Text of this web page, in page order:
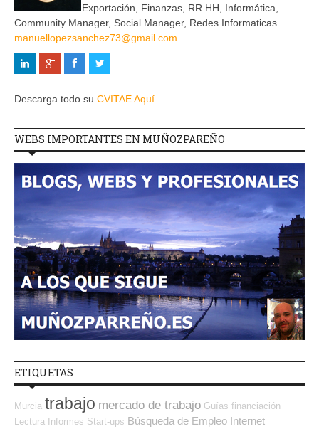
Exportación, Finanzas, RR.HH, Informática,
Community Manager, Social Manager, Redes Informaticas.
manuellopezsanchez73@gmail.com
Descarga todo su CVITAE Aquí
WEBS IMPORTANTES EN MUÑOZPAREÑO
ETIQUETAS
Murcia trabajo mercado de trabajo Guías financiación
Lectura Informes Start-ups Búsqueda de Empleo Internet